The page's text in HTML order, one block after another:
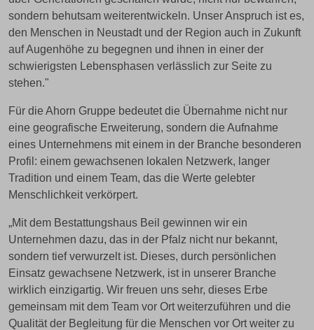
sondern behutsam weiterentwickeln. Unser Anspruch ist es,
den Menschen in Neustadt und der Region auch in Zukunft
auf Augenhöhe zu begegnen und ihnen in einer der
schwierigsten Lebensphasen verlässlich zur Seite zu
stehen."
Für die Ahorn Gruppe bedeutet die Übernahme nicht nur
eine geografische Erweiterung, sondern die Aufnahme
eines Unternehmens mit einem in der Branche besonderen
Profil: einem gewachsenen lokalen Netzwerk, langer
Tradition und einem Team, das die Werte gelebter
Menschlichkeit verkörpert.
„Mit dem Bestattungshaus Beil gewinnen wir ein
Unternehmen dazu, das in der Pfalz nicht nur bekannt,
sondern tief verwurzelt ist. Dieses, durch persönlichen
Einsatz gewachsene Netzwerk, ist in unserer Branche
wirklich einzigartig. Wir freuen uns sehr, dieses Erbe
gemeinsam mit dem Team vor Ort weiterzuführen und die
Qualität der Begleitung für die Menschen vor Ort weiter zu